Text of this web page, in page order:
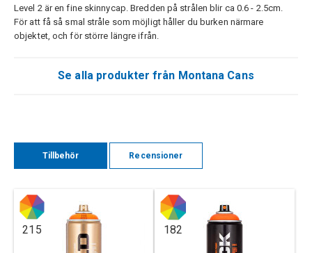
Level 2 är en fine skinnycap. Bredden på strålen blir ca 0.6 - 2.5cm.
För att få så smal stråle som möjligt håller du burken närmare
objektet, och för större längre ifrån.
Se alla produkter från Montana Cans
Tillbehör Recensioner
215 182